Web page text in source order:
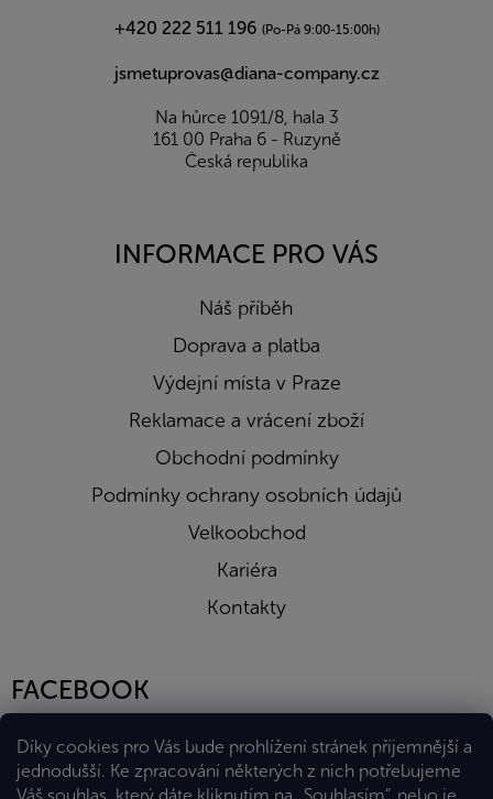
Díky cookies pro Vás bude prohlížení stránek příjemnější a
jednodušší. Ke zpracování některých z nich potřebujeme
+420 222 511 196 (Po-Pá 9:00-15:00h)
jsmetuprovas@diana-company.cz
Na hůrce 1091/8, hala 3
161 00 Praha 6 - Ruzyně
Česká republika
INFORMACE PRO VÁS
Náš příběh
Doprava a platba
Výdejní místa v Praze
Reklamace a vrácení zboží
Obchodní podmínky
Podmínky ochrany osobních údajů
Velkoobchod
Kariéra
Kontakty
FACEBOOK